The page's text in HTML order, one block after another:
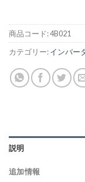
商品コード:4B021
カテゴリー:インバー
説明
追加情報